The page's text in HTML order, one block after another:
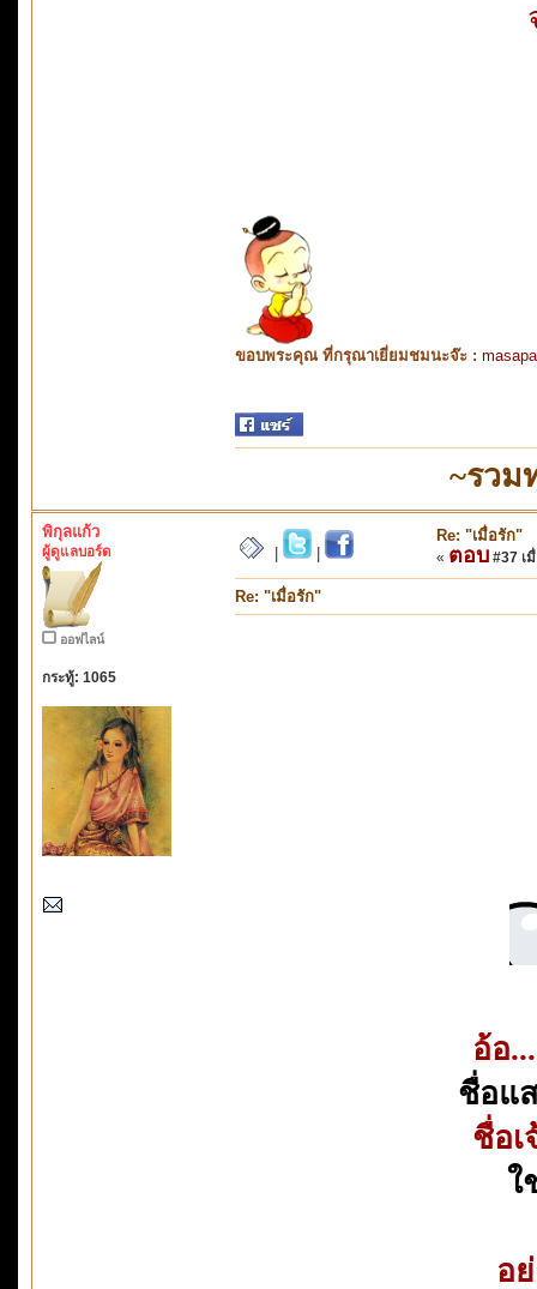
ขอบพระคุณ ที่กรุณาเยี่ยมชมนะจ๊ะ :
~รวม
พิกุลแก้ว
ผู้ดูแลบอร์ด
ออฟไลน์
กระทู้: 1065
Re: "เมื่อรัก"
« ตอบ #37 เ
Re: "เมื่อรัก"
อ้อ
ชื่อแ
ชื่อเ
ใ
อ